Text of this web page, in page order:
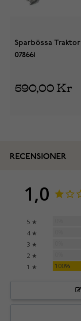
Sparbössa Traktor
078661
590,00 Kr
RECENSIONER
1,0
5 ★
4 ★
3 ★
2 ★
1 ★
100%